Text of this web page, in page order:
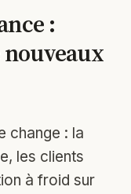
:
change : la
les clients
à froid sur